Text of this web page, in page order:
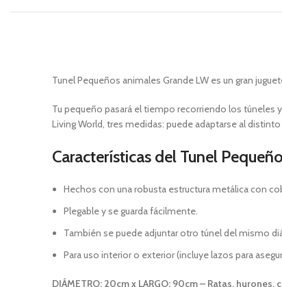
Tunel Pequeños animales Grande LW es un gran
Tu pequeño pasará el tiempo recorriendo los túneles
Living World, tres medidas: puede adaptarse al
Características del Tunel
Hechos con una robusta estructura metálica con
Plegable y se guarda fácilmente.
También se puede adjuntar otro túnel del mismo
Para uso interior o exterior (incluye lazos para
DIÁMETRO: 20cm x LARGO: 90cm – Ratas,